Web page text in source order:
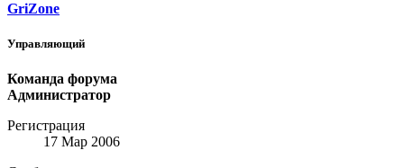
GriZone
Управляющий
Команда форума
Администратор
Регистрация
17 Мар 2006